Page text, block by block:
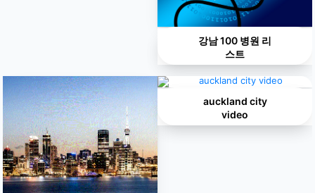
강남 100 병원 리
스트
auckland city
video